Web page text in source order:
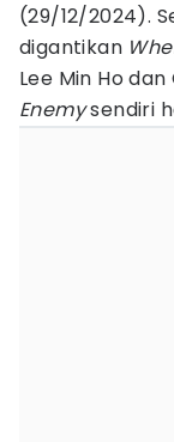
(29/12/2024).
digantikan
Lee Min Ho
Enemysendiri